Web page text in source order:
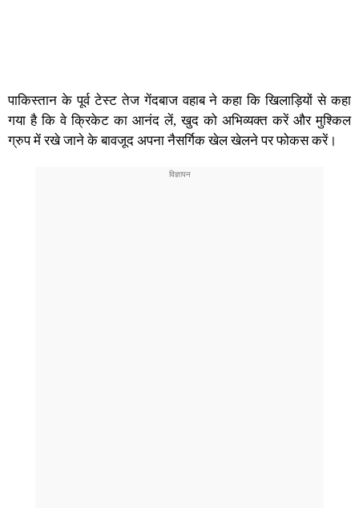
पाकिस्तान के पूर्व टेस्ट तेज गेंदबाज वहाब ने कहा कि खिलाड़ियों से कहा
गया है कि वे क्रिकेट का आनंद लें, खुद को अभिव्यक्त करें और मुश्किल
ग्रुप में रखे जाने के बावजूद अपना नैसर्गिक खेल खेलने पर फोकस करें।